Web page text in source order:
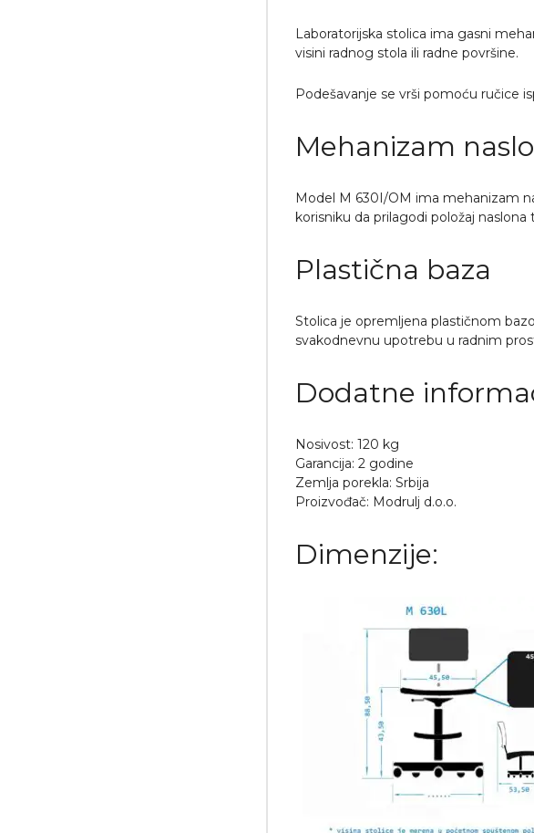
Laboratorijska stolica ima gasni
visini radnog stola ili radne površine.
Podešavanje se vrši pomoću ručice
Mehanizam
Model M 630I/OM ima mehanizam
korisniku da prilagodi položaj naslona
Plastična baza
Stolica je opremljena plastičnom
svakodnevnu upotrebu u radnim
Dodatne
Nosivost: 120 kg
Garancija: 2 godine
Zemlja porekla: Srbija
Proizvođač: Modrulj d.o.o.
Dimenzije: